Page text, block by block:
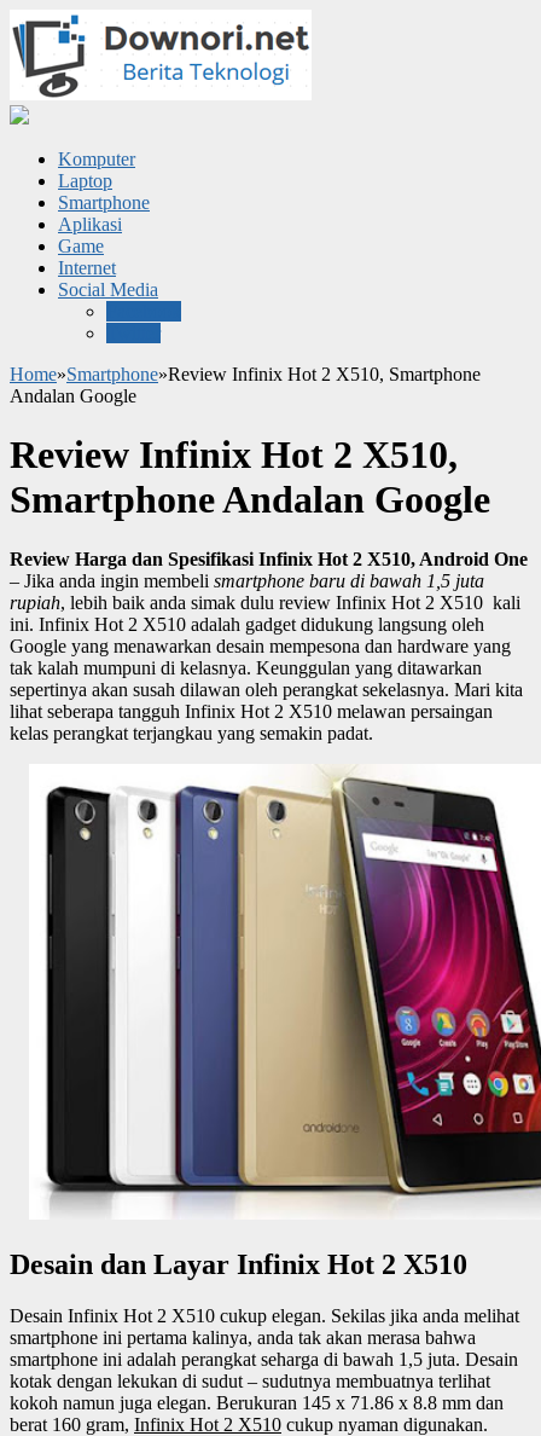
Komputer
Laptop
Smartphone
Aplikasi
Game
Internet
Social Media
Home»Smartphone»Review Infinix Hot 2 X510, Smartphone
Andalan Google
Review Infinix Hot 2 X510,
Smartphone Andalan Google
Review Harga dan Spesifikasi Infinix Hot 2 X510, Android One
– Jika anda ingin membeli smartphone baru di bawah 1,5 juta
rupiah, lebih baik anda simak dulu review Infinix Hot 2 X510 kali
ini. Infinix Hot 2 X510 adalah gadget didukung langsung oleh
Google yang menawarkan desain mempesona dan hardware yang
tak kalah mumpuni di kelasnya. Keunggulan yang ditawarkan
sepertinya akan susah dilawan oleh perangkat sekelasnya. Mari kita
lihat seberapa tangguh Infinix Hot 2 X510 melawan persaingan
kelas perangkat terjangkau yang semakin padat.
Desain dan Layar Infinix Hot 2 X510
Desain Infinix Hot 2 X510 cukup elegan. Sekilas jika anda melihat
smartphone ini pertama kalinya, anda tak akan merasa bahwa
smartphone ini adalah perangkat seharga di bawah 1,5 juta. Desain
kotak dengan lekukan di sudut – sudutnya membuatnya terlihat
kokoh namun juga elegan. Berukuran 145 x 71.86 x 8.8 mm dan
berat 160 gram, Infinix Hot 2 X510 cukup nyaman digunakan.